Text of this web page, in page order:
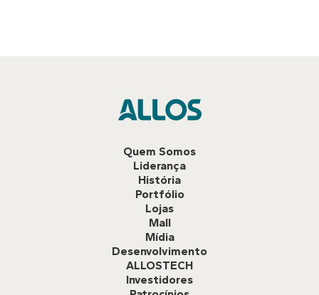
Quem Somos
Liderança
História
Portfólio
Lojas
Mall
Mídia
Desenvolvimento
ALLOSTECH
Investidores